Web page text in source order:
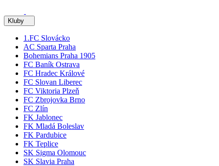
Kluby
1.FC Slovácko
AC Sparta Praha
Bohemians Praha 1905
FC Baník Ostrava
FC Hradec Králové
FC Slovan Liberec
FC Viktoria Plzeň
FC Zbrojovka Brno
FC Zlín
FK Jablonec
FK Mladá Boleslav
FK Pardubice
FK Teplice
SK Sigma Olomouc
SK Slavia Praha